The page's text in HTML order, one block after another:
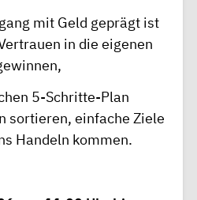
mit Geld geprägt ist
in die eigenen
5-Schritte-Plan
sortieren, einfache Ziele
Handeln kommen.